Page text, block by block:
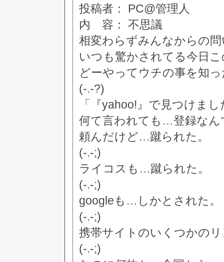
投稿者： PC@管理人
内 容： 不思議
相変わらずみんなからの
いつも驚かされてる今日
どーやってウチの事を知
(-.-?)
「『yahoo!』で見つけま
何て言われても…登録なん
頼んだけど…蹴られた。
(-.-;)
ライコスも…蹴られた。
(-.-;)
googleも…しかとされた。
(-.-;)
携帯サイトのいくつかの
(-.-;)